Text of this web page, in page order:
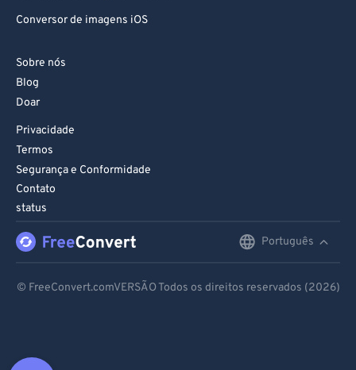
Conversor de imagens iOS
Sobre nós
Blog
Doar
Privacidade
Termos
Segurança e Conformidade
Contato
status
Português
© FreeConvert.comVERSÃO Todos os direitos reservados (2026)